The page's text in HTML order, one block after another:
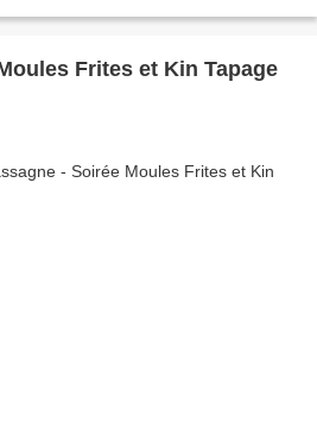
Frites et Kin Tapage